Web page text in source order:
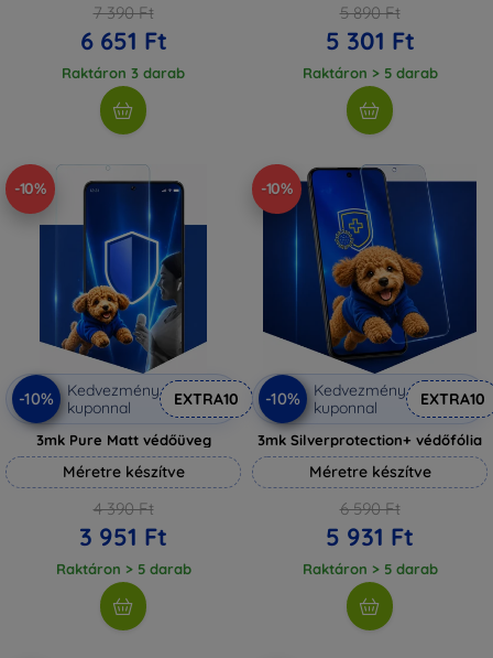
7 390 Ft
6 651 Ft
Raktáron 3 darab
5 890 Ft
5 301 Ft
Raktáron > 5 darab
-10%
-10%
Kedvezmény
kuponnal
EXTRA10
3mk Pure Matt védőüveg
Méretre készítve
4 390 Ft
3 951 Ft
Raktáron > 5 darab
-10%
-10%
Kedvezmény
kuponnal
EXTRA10
3mk Silverprotection+ védőfólia
Méretre készítve
6 590 Ft
5 931 Ft
Raktáron > 5 darab